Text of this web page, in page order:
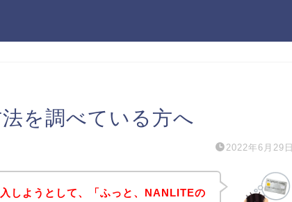
を調べている方へ
2022年6月29日
しようとして、「ふっと、NANLITEの